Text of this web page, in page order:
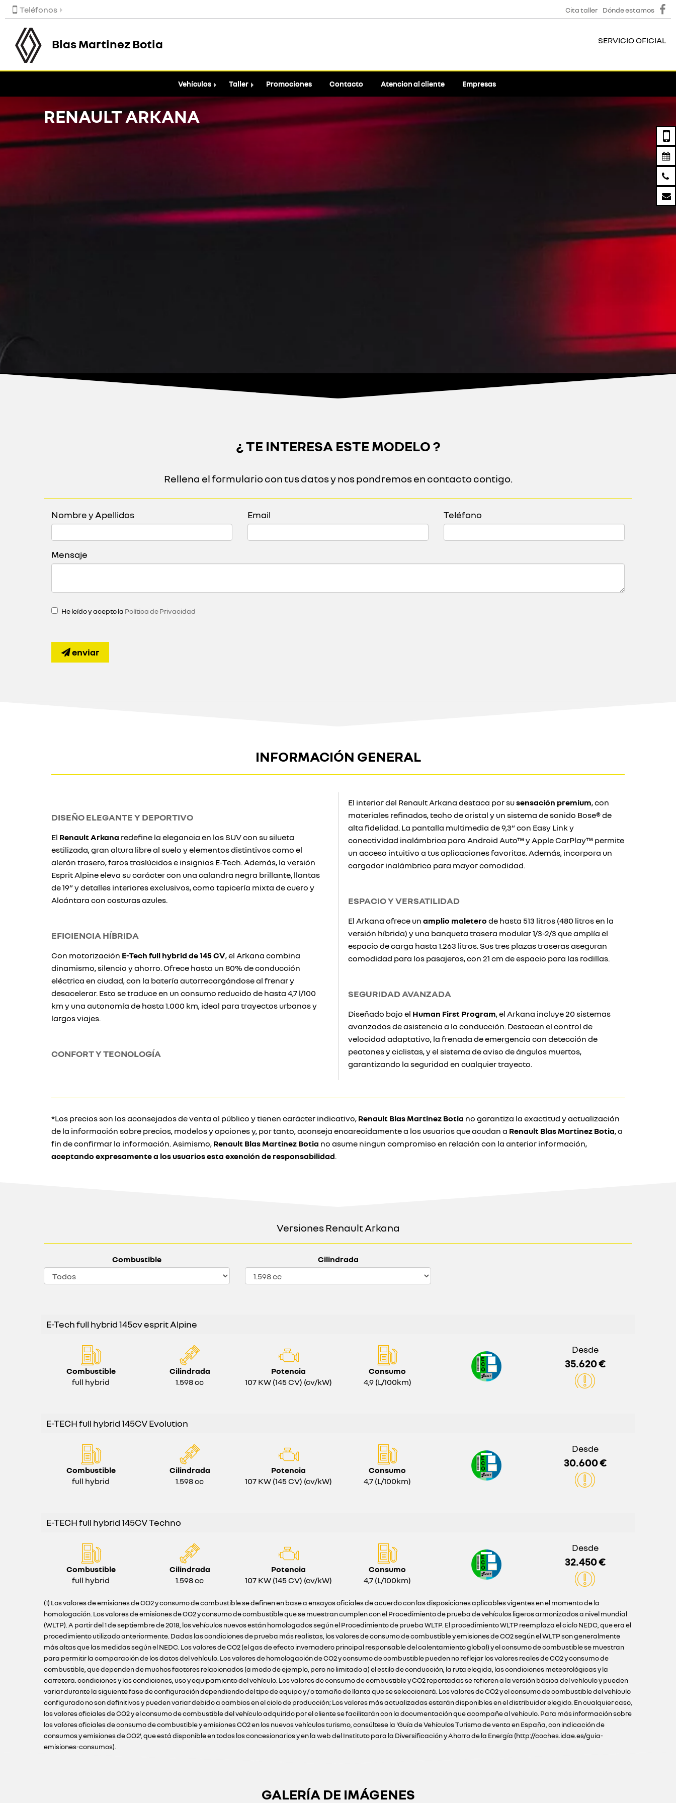
Teléfonos Cita taller Dónde estamos
Blas Martinez Botia SERVICIO OFICIAL
Vehículos Taller Promociones Contacto Atencion al cliente Empresas
RENAULT ARKANA
¿ TE INTERESA ESTE MODELO ?
Rellena el formulario con tus datos y nos pondremos en contacto contigo.
Nombre y Apellidos Email Teléfono
Mensaje
He leído y acepto la Política de Privacidad
enviar
INFORMACIÓN GENERAL
DISEÑO ELEGANTE Y DEPORTIVO
El Renault Arkana redefine la elegancia en los SUV con su silueta
estilizada, gran altura libre al suelo y elementos distintivos como el
alerón trasero, faros traslúcidos e insignias E-Tech. Además, la versión
Esprit Alpine eleva su carácter con una calandra negra brillante, llantas
de 19” y detalles interiores exclusivos, como tapicería mixta de cuero y
Alcántara con costuras azules.
EFICIENCIA HÍBRIDA
Con motorización E-Tech full hybrid de 145 CV, el Arkana combina
dinamismo, silencio y ahorro. Ofrece hasta un 80% de conducción
eléctrica en ciudad, con la batería autorrecargándose al frenar y
desacelerar. Esto se traduce en un consumo reducido de hasta 4,7 l/100
km y una autonomía de hasta 1.000 km, ideal para trayectos urbanos y
largos viajes.
CONFORT Y TECNOLOGÍA
El interior del Renault Arkana destaca por susensación premium, con
materiales refinados, techo de cristal y un sistema de sonido Bose® de
alta fidelidad. La pantalla multimedia de 9,3” con Easy Link y
conectividad inalámbrica para Android Auto™ y Apple CarPlay™ permite
un acceso intuitivo a tus aplicaciones favoritas. Además, incorpora un
cargador inalámbrico para mayor comodidad.
ESPACIO Y VERSATILIDAD
El Arkana ofrece un amplio maletero de hasta 513 litros (480 litros en la
versión híbrida) y una banqueta trasera modular 1/3-2/3 que amplía el
espacio de carga hasta 1.263 litros. Sus tres plazas traseras aseguran
comodidad para los pasajeros, con 21 cm de espacio para las rodillas.
SEGURIDAD AVANZADA
Diseñado bajo el Human First Program, el Arkana incluye 20 sistemas
avanzados de asistencia a la conducción. Destacan el control de
velocidad adaptativo, la frenada de emergencia con detección de
peatones y ciclistas, y el sistema de aviso de ángulos muertos,
garantizando la seguridad en cualquier trayecto.
*Los precios son los aconsejados de venta al público y tienen carácter indicativo, Renault Blas Martinez Botia no garantiza la exactitud y actualización
de la información sobre precios, modelos y opciones y, por tanto, aconseja encarecidamente a los usuarios que acudan a Renault Blas Martinez Botia, a
fin de confirmar la información. Asimismo, Renault Blas Martinez Botia no asume ningun compromiso en relación con la anterior información,
aceptando expresamente a los usuarios esta exención de responsabilidad.
Versiones Renault Arkana
Combustible Cilindrada
E-Tech full hybrid 145cv esprit Alpine
Combustible
full hybrid
Cilindrada
1.598 cc
Potencia
107 KW (145 CV) (cv/kW)
Consumo
4,9 (L/100km)
Desde
35.620 €
E-TECH full hybrid 145CV Evolution
Combustible
full hybrid
Cilindrada
1.598 cc
Potencia
107 KW (145 CV) (cv/kW)
Consumo
4,7 (L/100km)
Desde
30.600 €
E-TECH full hybrid 145CV Techno
Combustible
full hybrid
Cilindrada
1.598 cc
Potencia
107 KW (145 CV) (cv/kW)
Consumo
4,7 (L/100km)
Desde
32.450 €
(1) Los valores de emisiones de CO2 y consumo de combustible se definen en base a ensayos oficiales de acuerdo con las disposiciones aplicables vigentes en el momento de la
homologación. Los valores de emisiones de CO2 y consumo de combustible que se muestran cumplen con el Procedimiento de prueba de vehículos ligeros armonizados a nivel mundial
(WLTP). A partir del 1 de septiembre de 2018, los vehículos nuevos están homologados según el Procedimiento de prueba WLTP. El procedimiento WLTP reemplaza el ciclo NEDC, que era el
procedimiento utilizado anteriormente. Dadas las condiciones de prueba más realistas, los valores de consumo de combustible y emisiones de CO2 según el WLTP son generalmente
más altas que las medidas según el NEDC. Los valores de CO2 (el gas de efecto invernadero principal responsable del calentamiento global) y el consumo de combustible se muestran
para permitir la comparación de los datos del vehículo. Los valores de homologación de CO2 y consumo de combustible pueden no reflejar los valores reales de CO2 y consumo de
combustible, que dependen de muchos factores relacionados (a modo de ejemplo, pero no limitado a) el estilo de conducción, la ruta elegida, las condiciones meteorológicas y la
carretera. condiciones y las condiciones, uso y equipamiento del vehículo. Los valores de consumo de combustible y CO2 reportadas se refieren a la versión básica del vehículo y pueden
variar durante la siguiente fase de configuración dependiendo del tipo de equipo y / o tamaño de llanta que se seleccionará. Los valores de CO2 y el consumo de combustible del vehículo
configurado no son definitivos y pueden variar debido a cambios en el ciclo de producción; Los valores más actualizadas estarán disponibles en el distribuidor elegido. En cualquier caso,
los valores oficiales de CO2 y el consumo de combustible del vehículo adquirido por el cliente se facilitarán con la documentación que acompañe al vehículo. Para más información sobre
los valores oficiales de consumo de combustible y emisiones CO2 en los nuevos vehículos turismo, consúltese la 'Guía de Vehículos Turismo de venta en España, con indicación de
consumos y emisiones de CO2', que está disponible en todos los concesionarios y en la web del Instituto para la Diversificación y Ahorro de la Energía (http://coches.idae.es/guia-
emisiones-consumos).
GALERÍA DE IMÁGENES